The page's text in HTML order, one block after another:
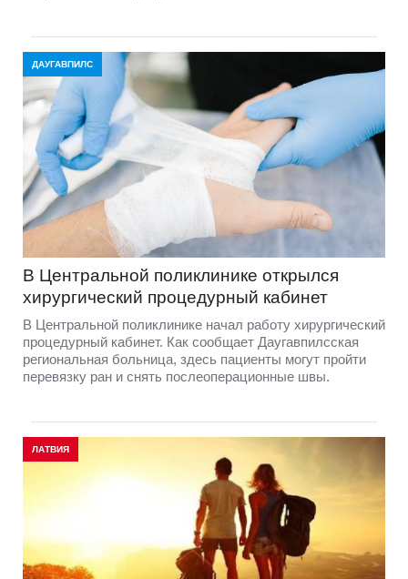
ДАУГАВПИЛС
В Центральной поликлинике открылся
хирургический процедурный кабинет
В Центральной поликлинике начал работу хирургический
процедурный кабинет. Как сообщает Даугавпилсская
региональная больница, здесь пациенты могут пройти
перевязку ран и снять послеоперационные швы.
ЛАТВИЯ